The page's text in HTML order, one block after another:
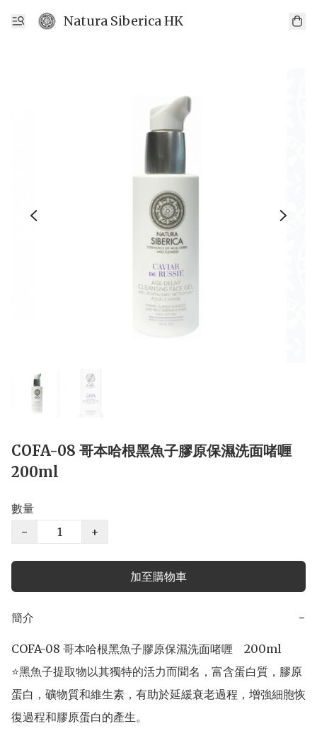
Natura Siberica HK
COFA-08 哥本哈根黑魚子膠原保濕洗面啫喱
200ml
數量
−
+
加至購物車
簡介 −
COFA-08 哥本哈根黑魚子膠原保濕洗面啫喱    200ml
⭐黑魚子提取物以其獨特的活力而聞名，富含蛋白質，膠原
蛋白，礦物質和維生素，有助於延緩衰老過程，增強細胞恢
復過程和膠原蛋白的產生。